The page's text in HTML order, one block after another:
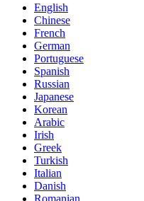
English
Chinese
French
German
Portuguese
Spanish
Russian
Japanese
Korean
Arabic
Irish
Greek
Turkish
Italian
Danish
Romanian